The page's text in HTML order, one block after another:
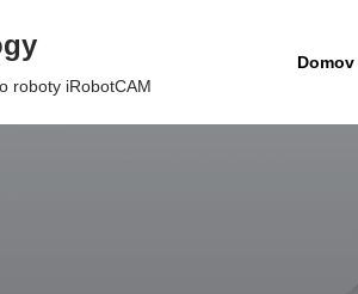
roboty iRobotCAM
Domov